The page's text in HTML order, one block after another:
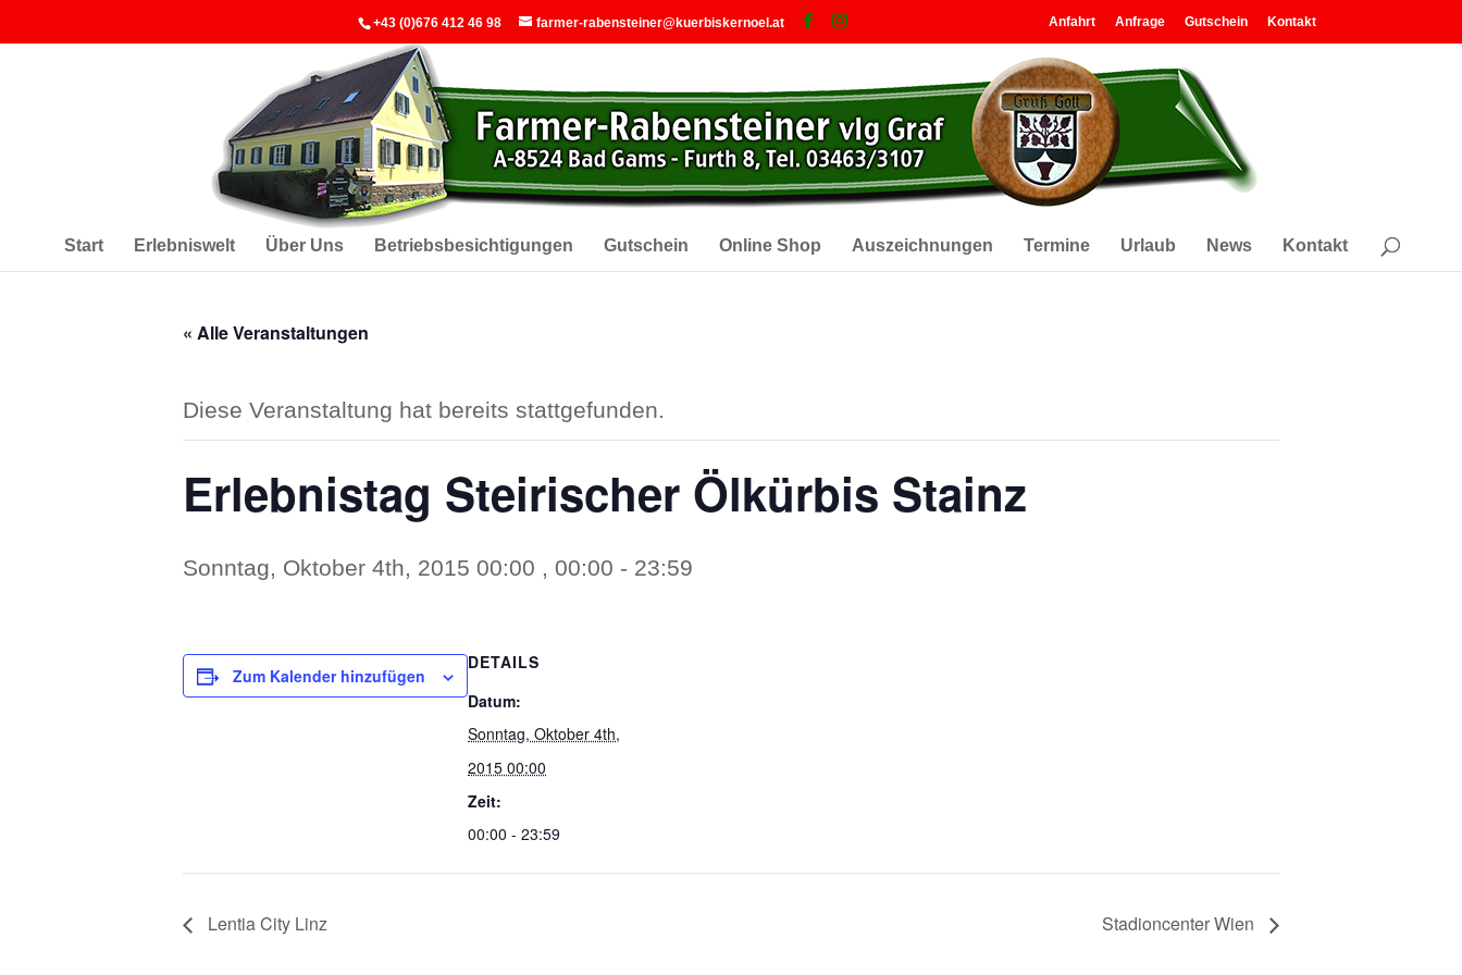
+43 (0)676 412 46 98 farmer-rabensteiner@kuerbiskernoel.at Anfahrt Anfrage Gutschein Kontakt
Start Erlebniswelt Über Uns Betriebsbesichtigungen Gutschein Online Shop Auszeichnungen Termine Urlaub News Kontakt
« Alle Veranstaltungen
Diese Veranstaltung hat bereits stattgefunden.
Erlebnistag Steirischer Ölkürbis Stainz
Sonntag, Oktober 4th, 2015 00:00 , 00:00 - 23:59
Zum Kalender hinzufügen
DETAILS
Datum:
Sonntag, Oktober 4th,
2015 00:00
Zeit:
00:00 - 23:59
Lentia City Linz Stadioncenter Wien